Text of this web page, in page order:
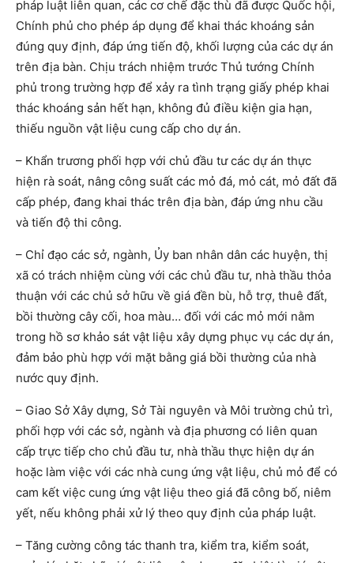
pháp luật liên quan, các cơ chế đặc thù đã được Quốc hội,
Chính phủ cho phép áp dụng để khai thác khoáng sản
đúng quy định, đáp ứng tiến độ, khối lượng của các dự án
trên địa bàn. Chịu trách nhiệm trước Thủ tướng Chính
phủ trong trường hợp để xảy ra tình trạng giấy phép khai
thác khoáng sản hết hạn, không đủ điều kiện gia hạn,
thiếu nguồn vật liệu cung cấp cho dự án.
– Khẩn trương phối hợp với chủ đầu tư các dự án thực
hiện rà soát, nâng công suất các mỏ đá, mỏ cát, mỏ đất đã
cấp phép, đang khai thác trên địa bàn, đáp ứng nhu cầu
và tiến độ thi công.
– Chỉ đạo các sở, ngành, Ủy ban nhân dân các huyện, thị
xã có trách nhiệm cùng với các chủ đầu tư, nhà thầu thỏa
thuận với các chủ sở hữu về giá đền bù, hỗ trợ, thuê đất,
bồi thường cây cối, hoa màu… đối với các mỏ mới nằm
trong hồ sơ khảo sát vật liệu xây dựng phục vụ các dự án,
đảm bảo phù hợp với mặt bằng giá bồi thường của nhà
nước quy định.
– Giao Sở Xây dựng, Sở Tài nguyên và Môi trường chủ trì,
phối hợp với các sở, ngành và địa phương có liên quan
cấp trực tiếp cho chủ đầu tư, nhà thầu thực hiện dự án
hoặc làm việc với các nhà cung ứng vật liệu, chủ mỏ để có
cam kết việc cung ứng vật liệu theo giá đã công bố, niêm
yết, nếu không phải xử lý theo quy định của pháp luật.
– Tăng cường công tác thanh tra, kiểm tra, kiểm soát,